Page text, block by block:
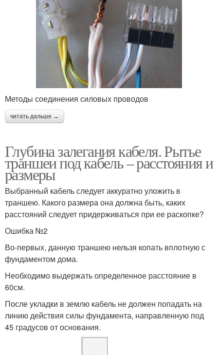
Методы соединения силовых проводов
читать дальше →
Глубина залегания кабеля. Рытье
траншеи под кабель – расстояния и
размеры
Выбранный кабель следует аккуратно уложить в
траншею. Какого размера она должна быть, каких
расстояний следует придерживаться при ее раскопке?
Ошибка №2
Во-первых, данную траншею нельзя копать вплотную с
фундаментом дома.
Необходимо выдержать определенное расстояние в
60см.
После укладки в землю кабель не должен попадать на
линию действия силы фундамента, направленную под
45 градусов от основания.